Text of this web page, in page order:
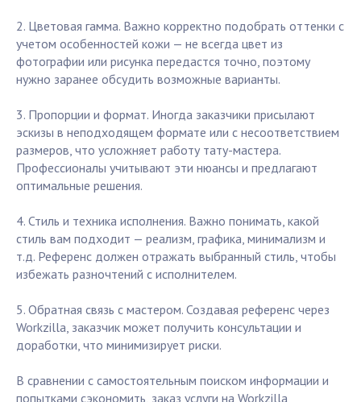
2. Цветовая гамма. Важно корректно подобрать оттенки с
учетом особенностей кожи — не всегда цвет из
фотографии или рисунка передастся точно, поэтому
нужно заранее обсудить возможные варианты.
3. Пропорции и формат. Иногда заказчики присылают
эскизы в неподходящем формате или с несоответствием
размеров, что усложняет работу тату-мастера.
Профессионалы учитывают эти нюансы и предлагают
оптимальные решения.
4. Стиль и техника исполнения. Важно понимать, какой
стиль вам подходит — реализм, графика, минимализм и
т.д. Референс должен отражать выбранный стиль, чтобы
избежать разночтений с исполнителем.
5. Обратная связь с мастером. Создавая референс через
Workzilla, заказчик может получить консультации и
доработки, что минимизирует риски.
В сравнении с самостоятельным поиском информации и
попытками сэкономить, заказ услуги на Workzilla